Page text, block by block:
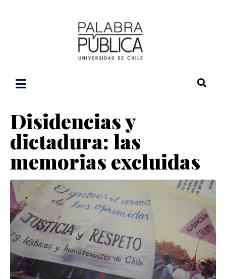
Disidencias y
dictadura: las
memorias excluidas